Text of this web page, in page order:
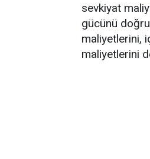
sevkiyat
gücünü
maliyetlerini,
maliyetlerini